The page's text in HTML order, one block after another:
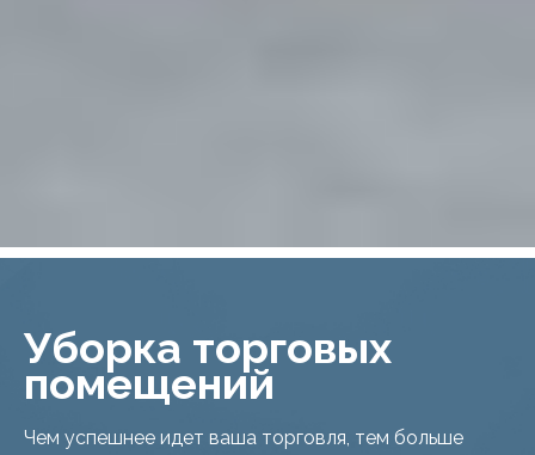
Уборка торговых
помещений
Чем успешнее идет ваша торговля, тем больше